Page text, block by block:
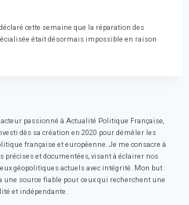
cette semaine que la réparation des
était désormais impossible en raison
passionné à Actualité Politique Française,
dès sa création en 2020 pour démêler les
française et européenne. Je me consacre à
précises et documentées, visant à éclairer nos
géopolitiques actuels avec intégrité. Mon but :
une source fiable pour ceux qui recherchent une
et indépendante.